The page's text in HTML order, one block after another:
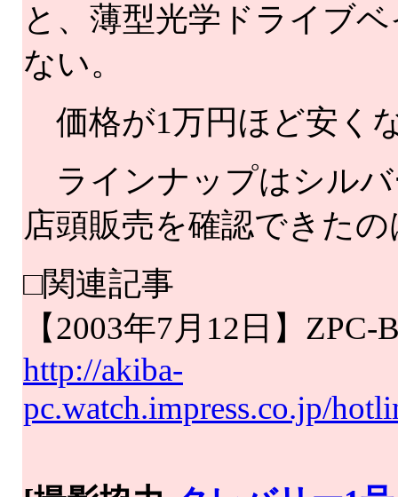
と、薄型光学ドライブ
ない。
価格が1万円ほど安く
ラインナップはシル
店頭販売を確認できた
□関連記事
【2003年7月12日】
http://akiba-
pc.watch.impress.co.jp/